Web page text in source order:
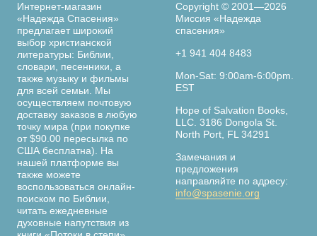
Интернет-магазин
«Надежда Спасения»
предлагает широкий
выбор христианской
литературы: Библии,
словари, песенники, а
также музыку и фильмы
для всей семьи. Мы
осуществляем почтовую
доставку заказов в любую
точку мира (при покупке
от $90.00 пересылка по
США бесплатна). На
нашей платформе вы
также можете
воспользоваться онлайн-
поиском по Библии,
читать ежедневные
духовные напутствия из
Copyright © 2001—2026
Миссия «Надежда
спасения»
+1 941 404 8483
Mon-Sat: 9:00am-6:00pm.
EST
Hope of Salvation Books,
LLC. 3186 Dongola St.
North Port, FL 34291
Замечания и
предложения
направляйте по адресу:
info@spasenie.org